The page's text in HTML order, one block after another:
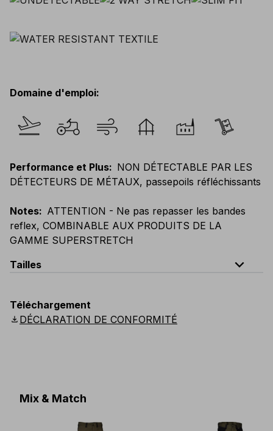
Domaine d'emploi:
Performance et Plus: NON DÉTECTABLE PAR LES
DÉTECTEURS DE MÉTAUX, passepoils réfléchissants
Notes: ATTENTION - Ne pas repasser les bandes
reflex, COMBINABLE AUX PRODUITS DE LA
GAMME SUPERSTRETCH
Tailles
expand_less
Scandinavian: 44
Téléchargement
download DÉCLARATION DE CONFORMITÉ
Mix & Match